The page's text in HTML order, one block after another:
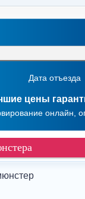
Дата отъезда
цены
онлайн,